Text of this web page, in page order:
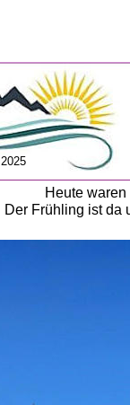
Heute
Der Frühling ist da
2025